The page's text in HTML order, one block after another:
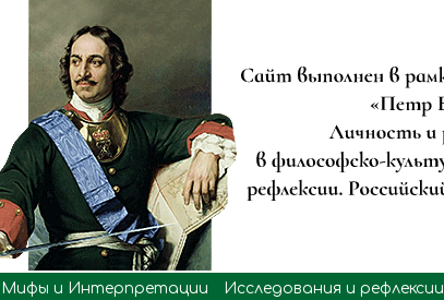
Мифы и Интерпретации Исследования и рефлексии